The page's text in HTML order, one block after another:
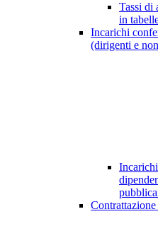
Tassi di
in
Incarichi
(dirigenti e